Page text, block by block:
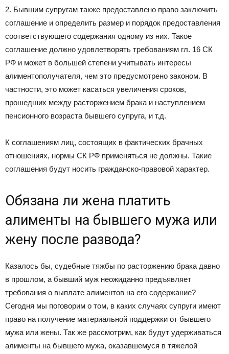
2. Бывшим супругам также предоставлено право заключить
соглашение и определить размер и порядок предоставления
соответствующего содержания одному из них. Такое
соглашение должно удовлетворять требованиям гл. 16 СК
РФ и может в большей степени учитывать интересы
алиментополучателя, чем это предусмотрено законом. В
частности, это может касаться увеличения сроков,
прошедших между расторжением брака и наступлением
пенсионного возраста бывшего супруга, и т.д.
К соглашениям лиц, состоящих в фактических брачных
отношениях, нормы СК РФ применяться не должны. Такие
соглашения будут носить гражданско-правовой характер.
Обязана ли жена платить
алименты на бывшего мужа или
жену после развода?
Казалось бы, судебные тяжбы по расторжению брака давно
в прошлом, а бывший муж неожиданно предъявляет
требования о выплате алиментов на его содержание?
Сегодня мы поговорим о том, в каких случаях супруги имеют
право на получение материальной поддержки от бывшего
мужа или жены. Так же рассмотрим, как будут удерживаться
алименты на бывшего мужа, оказавшемуся в тяжелой